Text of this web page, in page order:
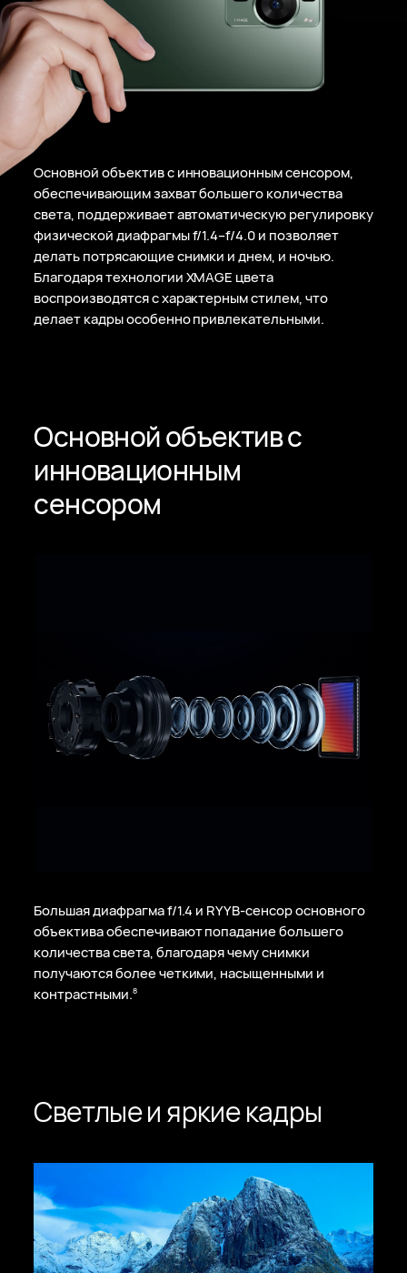
Основной объектив с инновационным сенсором,
обеспечивающим захват большего количества
света, поддерживает автоматическую регулировку
физической диафрагмыf/1.4–f/4.0 и позволяет
делать потрясающие снимки и днем, и ночью.
Благодаря технологии XMAGE цвета
воспроизводятся с характерным стилем, что
делает кадры особенно привлекательными.
Основной объектив с
инновационным
сенсором
Большая диафрагма f/1.4 и RYYB-сенсор основного
объектива обеспечивают попадание большего
количества света, благодаря чему снимки
получаются более четкими, насыщенными и
контрастными.8
Светлые и яркие кадры